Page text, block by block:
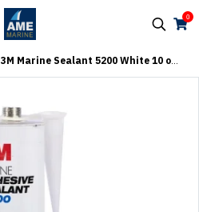
0
3M Marine Sealant 5200 White 10 oz Cartridge #06500